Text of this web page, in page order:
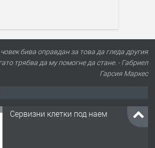
бива оправдан за това да гледа другия
трябва да му помогне да стане. - Габриел
Гарсия Маркес
Услуги с автокран до 30 тона